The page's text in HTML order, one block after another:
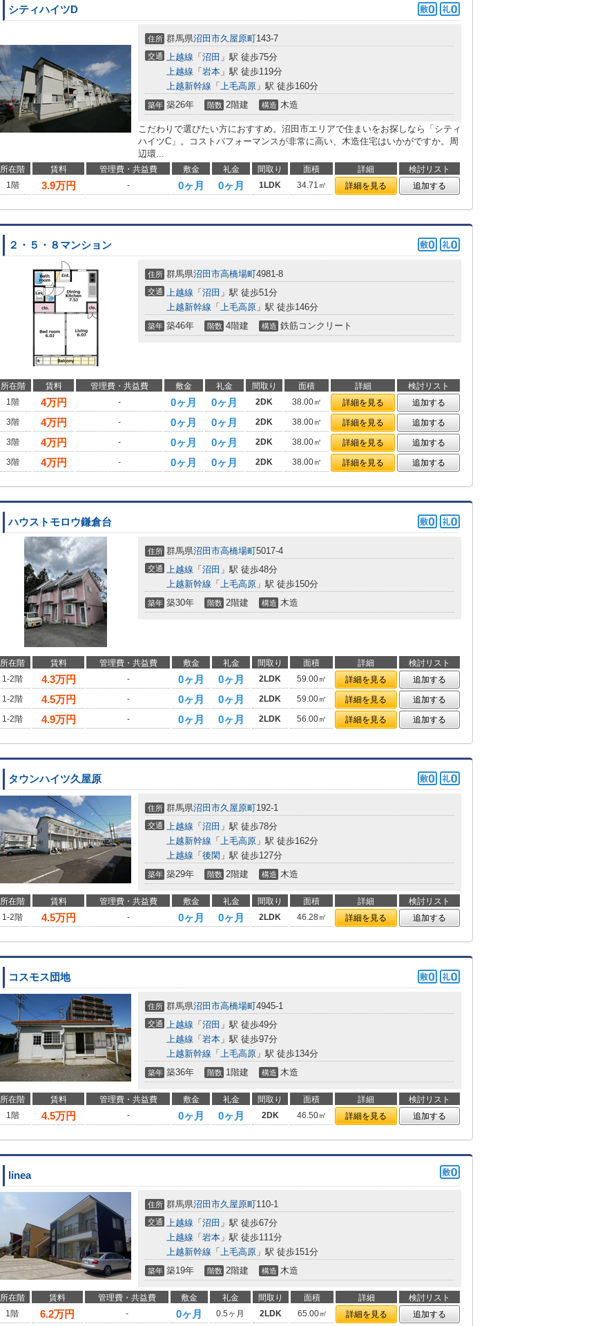
シティハイツD
住所 群馬県沼田市久屋原町143-7
交通 上越線 「 沼田 」駅 徒歩75分
上越線 「 岩本 」駅 徒歩119分
上越新幹線 「 上毛高原 」駅 徒歩160分
築年 築26年 階数 2階建 構造 木造
こだわりで選びたい方におすすめ。沼田市エリアで住まいをお探しなら「シティ
ハイツC」。コストパフォーマンスが非常に高い、木造住宅はいかがですか。周
辺環...
所在階 賃料 管理費・共益費 敷金 礼金 間取り 面積 詳細
検討リスト
1階
3.9万円 - 0ヶ月 0ヶ月 1LDK 34.71㎡ 詳細を見る 追加する
２・５・８マンション
住所 群馬県沼田市高橋場町4981-8
交通 上越線 「 沼田 」駅 徒歩51分
上越新幹線 「 上毛高原 」駅 徒歩146分
築年 築46年 階数 4階建 構造 鉄筋コンクリート
所在階 賃料 管理費・共益費 敷金 礼金 間取り 面積 詳細
検討リスト
1階
4万円 - 0ヶ月 0ヶ月 2DK 38.00㎡ 詳細を見る
追加する
3階
4万円 - 0ヶ月 0ヶ月 2DK 38.00㎡ 詳細を見る
追加する
3階
4万円 - 0ヶ月 0ヶ月 2DK 38.00㎡ 詳細を見る
追加する
3階
4万円 - 0ヶ月 0ヶ月 2DK 38.00㎡ 詳細を見る 追加する
ハウストモロウ鎌倉台
住所 群馬県沼田市高橋場町5017-4
交通 上越線 「 沼田 」駅 徒歩48分
上越新幹線 「 上毛高原 」駅 徒歩150分
築年 築30年 階数 2階建 構造 木造
所在階 賃料 管理費・共益費 敷金 礼金 間取り 面積 詳細
検討リスト
1-2階
4.3万円 - 0ヶ月 0ヶ月 2LDK 59.00㎡ 詳細を見る
追加する
1-2階
4.5万円 - 0ヶ月 0ヶ月 2LDK 59.00㎡ 詳細を見る
追加する
1-2階
4.9万円 - 0ヶ月 0ヶ月 2LDK 56.00㎡ 詳細を見る 追加する
タウンハイツ久屋原
住所 群馬県沼田市久屋原町192-1
交通 上越線 「 沼田 」駅 徒歩78分
上越新幹線 「 上毛高原 」駅 徒歩162分
上越線 「 後閑 」駅 徒歩127分
築年 築29年 階数 2階建 構造 木造
所在階 賃料 管理費・共益費 敷金 礼金 間取り 面積 詳細
検討リスト
1-2階
4.5万円 - 0ヶ月 0ヶ月 2LDK 46.28㎡ 詳細を見る 追加する
コスモス団地
住所 群馬県沼田市高橋場町4945-1
交通 上越線 「 沼田 」駅 徒歩49分
上越線 「 岩本 」駅 徒歩97分
上越新幹線 「 上毛高原 」駅 徒歩134分
築年 築36年 階数 1階建 構造 木造
所在階 賃料 管理費・共益費 敷金 礼金 間取り 面積 詳細
検討リスト
1階
4.5万円 - 0ヶ月 0ヶ月 2DK 46.50㎡ 詳細を見る 追加する
linea
住所 群馬県沼田市久屋原町110-1
交通 上越線 「 沼田 」駅 徒歩67分
上越線 「 岩本 」駅 徒歩111分
上越新幹線 「 上毛高原 」駅 徒歩151分
築年 築19年 階数 2階建 構造 木造
所在階 賃料 管理費・共益費 敷金 礼金 間取り 面積 詳細
検討リスト
1階
6.2万円 - 0ヶ月 0.5ヶ月 2LDK 65.00㎡ 詳細を見る 追加する